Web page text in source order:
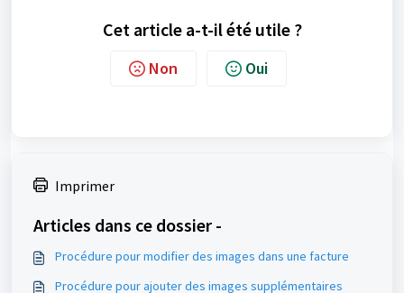
Cet article a-t-il été utile ?
Non Oui
Imprimer
Articles dans ce dossier -
Procédure pour modifier des images dans une facture
Procédure pour ajouter des images supplémentaires